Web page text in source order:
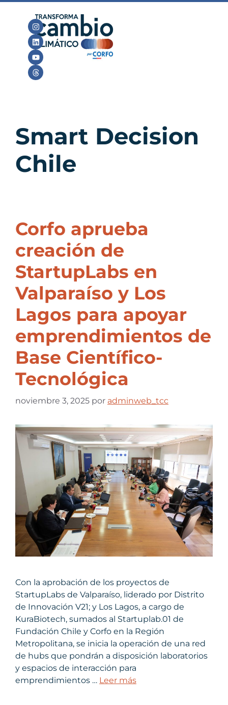
Smart Decision
Chile
Corfo aprueba
creación de
StartupLabs en
Valparaíso y Los
Lagos para apoyar
emprendimientos de
Base Científico-
Tecnológica
noviembre 3, 2025 por adminweb_tcc
Con la aprobación de los proyectos de
StartupLabs de Valparaíso, liderado por Distrito
de Innovación V21; y Los Lagos, a cargo de
KuraBiotech, sumados al Startuplab.01 de
Fundación Chile y Corfo en la Región
Metropolitana, se inicia la operación de una red
de hubs que pondrán a disposición laboratorios
y espacios de interacción para
emprendimientos … Leer más